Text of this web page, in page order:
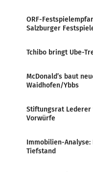
ORF-
Salzburger
Tchibo bringt Ube-
McDonald’s baut
Waidhofen/Ybbs
Stiftungsrat Lederer
Vorwürfe
Immobilien-
Tiefstand